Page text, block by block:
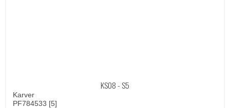
KSO8 - S5
Karver
PF784533 [5]